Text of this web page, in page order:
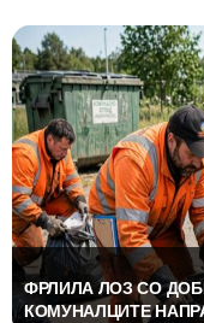
ФРЛИЛА ЛОЗ СО
КОМУНАЛЦИТЕ